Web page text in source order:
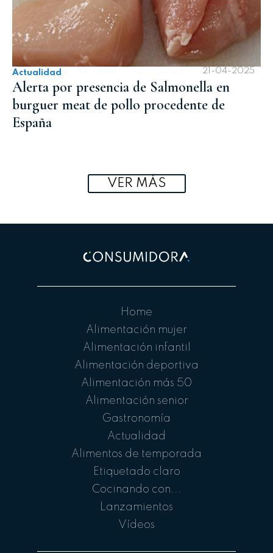
Actualidad 21-04-2025
Alerta por presencia de Salmonella en
burguer meat de pollo procedente de
España
VER MÁS
Home
Alimentación mujer
Alimentación infantil
Alimentación deportiva
Alimentación más 50
Alimentación senior
Gastronomía
Actualidad
Alimentos de temporada
Etiquetado claro
Cocinando con...
Lanzamientos
Vídeos